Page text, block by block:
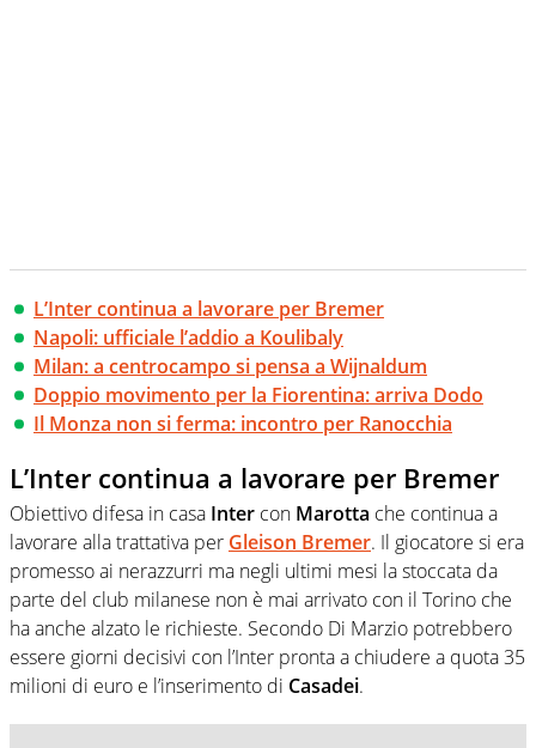
L’Inter continua a lavorare per Bremer
Napoli: ufficiale l’addio a Koulibaly
Milan: a centrocampo si pensa a Wijnaldum
Doppio movimento per la Fiorentina: arriva Dodo
Il Monza non si ferma: incontro per Ranocchia
L’Inter continua a lavorare per Bremer
Obiettivo difesa in casa Inter con Marotta che continua a
lavorare alla trattativa per Gleison Bremer. Il giocatore si era
promesso ai nerazzurri ma negli ultimi mesi la stoccata da
parte del club milanese non è mai arrivato con il Torino che
ha anche alzato le richieste. Secondo Di Marzio potrebbero
essere giorni decisivi con l’Inter pronta a chiudere a quota 35
milioni di euro e l’inserimento di Casadei.